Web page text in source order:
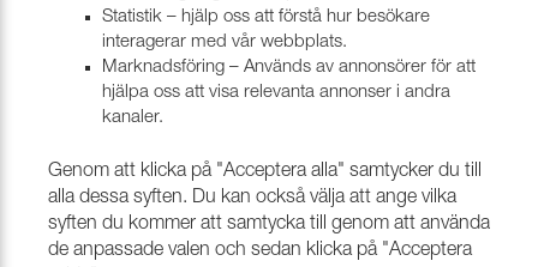
Statistik – hjälp oss att förstå hur besökare
interagerar med vår webbplats.
Marknadsföring – Används av annonsörer för att
hjälpa oss att visa relevanta annonser i andra
kanaler.
Genom att klicka på "Acceptera alla" samtycker du till
alla dessa syften. Du kan också välja att ange vilka
syften du kommer att samtycka till genom att använda
de anpassade valen och sedan klicka på "Acceptera